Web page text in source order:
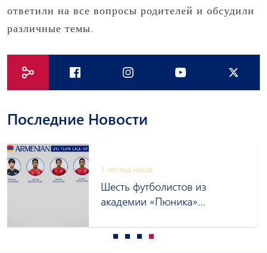
ответили на все вопросы родителей и обсудили
различные темы.
Последние Новости
3 месяца назад
Шесть футболистов из
академии «Пюника»
Армении до 15 лет